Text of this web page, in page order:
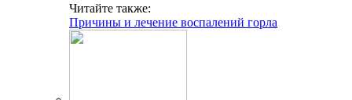
Читайте также:
Причины и лечение воспалений горла